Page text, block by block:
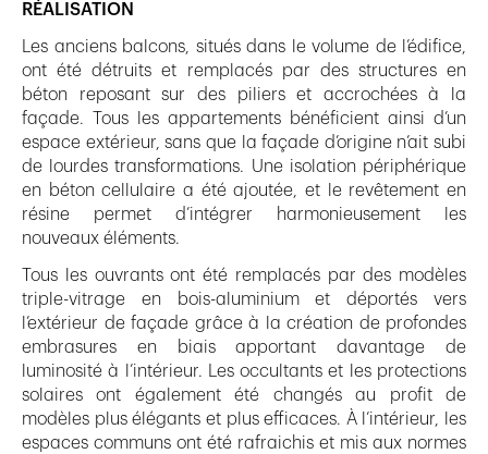
RÉALISATION
Les anciens balcons, situés dans le volume de l’édifice,
ont été détruits et remplacés par des structures en
béton reposant sur des piliers et accrochées à la
façade. Tous les appartements bénéficient ainsi d’un
espace extérieur, sans que la façade d’origine n’ait subi
de lourdes transformations. Une isolation périphérique
en béton cellulaire a été ajoutée, et le revêtement en
résine permet d’intégrer harmonieusement les
nouveaux éléments.
Tous les ouvrants ont été remplacés par des modèles
triple-vitrage en bois-aluminium et déportés vers
l’extérieur de façade grâce à la création de profondes
embrasures en biais apportant davantage de
luminosité à l’intérieur. Les occultants et les protections
solaires ont également été changés au profit de
modèles plus élégants et plus efficaces. À l’intérieur, les
espaces communs ont été rafraichis et mis aux normes